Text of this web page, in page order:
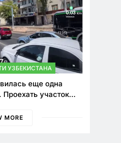
УЗБЕКИСТАНА
еще одна
участок
MORE